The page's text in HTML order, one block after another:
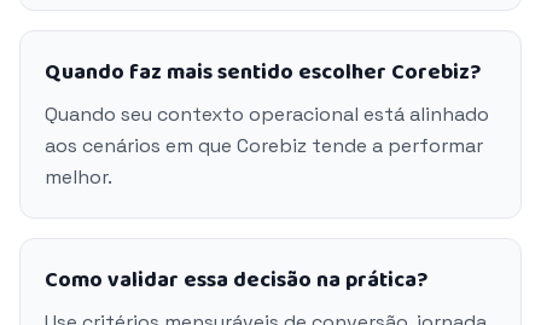
Quando faz mais sentido escolher Corebiz?
Quando seu contexto operacional está alinhado
aos cenários em que Corebiz tende a performar
melhor.
Como validar essa decisão na prática?